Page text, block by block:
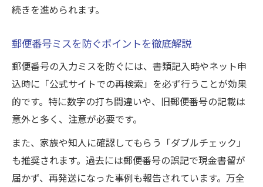
続きを進められます。
郵便番号ミスを防ぐポイントを徹底解説
郵便番号の入力ミスを防ぐには、書類記入時やネット申
込時に「公式サイトでの再検索」を必ず行うことが効果
的です。特に数字の打ち間違いや、旧郵便番号の記載は
意外と多く、注意が必要です。
また、家族や知人に確認してもらう「ダブルチェック」
も推奨されます。過去には郵便番号の誤記で現金書留が
届かず、再発送になった事例も報告されています。万全